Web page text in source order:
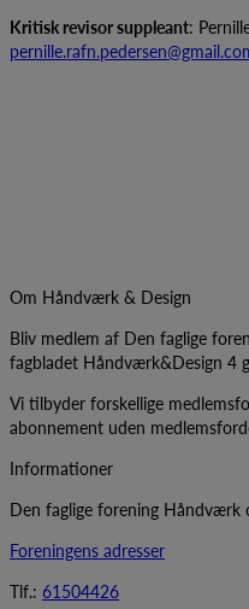
Kritisk revisor suppleant:
pernille.rafn.pedersen@gmail.
Om Håndværk & Design
Bliv medlem af Den faglige
fagbladet Håndværk&Design 4
Vi tilbyder forskellige
abonnement uden
Informationer
Den faglige forening Håndværk
Foreningens adresser
Tlf.: 61504426